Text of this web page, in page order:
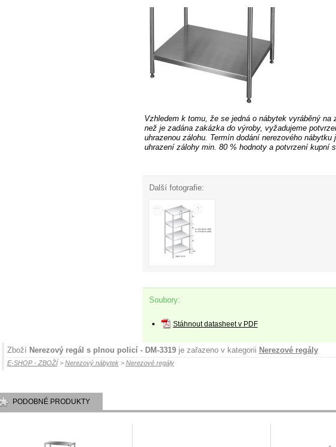
Vzhledem k tomu, že se jedná o nábytek vyráběný na
než je zadána zakázka do výroby, vyžadujeme
uhrazenouzálohu. Termín dodání nerezového nábytku
uhrazení zálohy min. 80 % hodnoty a potvrzení kupní
Další fotografie:
Soubory:
Stáhnout datasheet v PDF
Zboží Nerezový regál s plnou policí - DM-3319je zařazeno v kategorii Nerezové regály
E-SHOP - ZBOŽÍ> Nerezový nábytek> Nerezové regály
PODOBNÉ PRODUKTY